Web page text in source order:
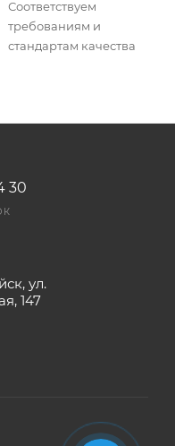
Соответствуем
требованиям и
стандартам качества
30
ул.
147